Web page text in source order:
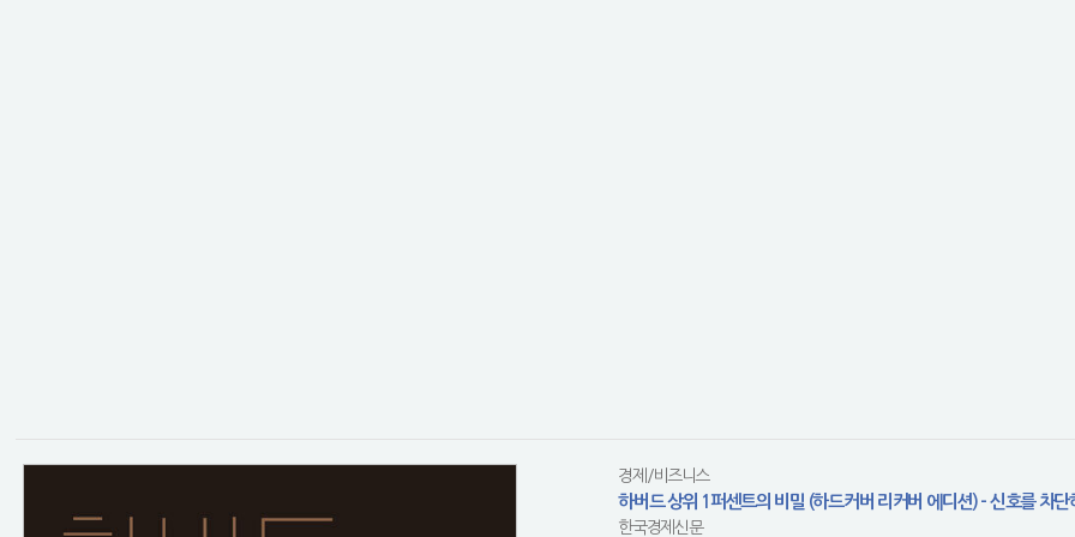
경제/비즈니스
하버드 상위 1퍼센트의 비밀 (하드커버 리커버 에디션) - 신호를 차단
한국경제신문